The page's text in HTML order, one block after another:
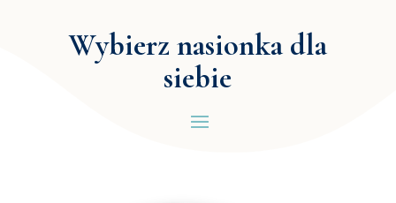
Wybierz nasionka dla
siebie